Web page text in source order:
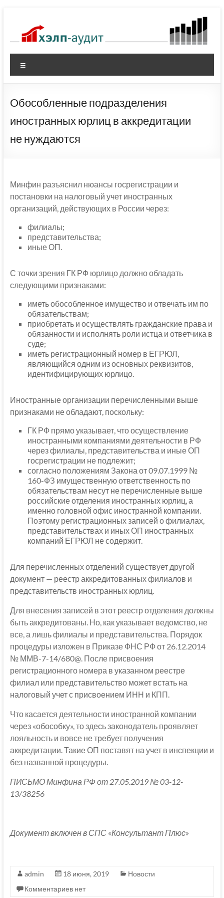
содержимому
Обособленные подразделения
иностранных юрлиц в аккредитации
не нуждаются
Минфин разъяснил нюансы госрегистрации и
постановки на налоговый учет иностранных
организаций, действующих в России через:
филиалы;
представительства;
иные ОП.
С точки зрения ГК РФ юрлицо должно обладать
следующими признаками:
иметь обособленное имущество и отвечать им по
обязательствам;
приобретать и осуществлять гражданские права и
обязанности и исполнять роли истца и ответчика в
суде;
иметь регистрационный номер в ЕГРЮЛ,
являющийся одним из основных реквизитов,
идентифицирующих юрлицо.
Иностранные организации перечисленными выше
признаками не обладают, поскольку:
ГК РФ прямо указывает, что осуществление
иностранными компаниями деятельности в РФ
через филиалы, представительства и иные ОП
госрегистрации не подлежит;
согласно положениям Закона от 09.07.1999 №
160-ФЗ имущественную ответственность по
обязательствам несут не перечисленные выше
российские отделения иностранных юрлиц, а
именно головной офис иностранной компании.
Поэтому регистрационных записей о филиалах,
представительствах и иных ОП иностранных
компаний ЕГРЮЛ не содержит.
Для перечисленных отделений существует другой
документ — реестр аккредитованных филиалов и
представительств иностранных юрлиц.
Для внесения записей в этот реестр отделения должны
быть аккредитованы. Но, как указывает ведомство, не
все, а лишь филиалы и представительства. Порядок
процедуры изложен в Приказе ФНС РФ от 26.12.2014
№ ММВ-7-14/680@. После присвоения
регистрационного номера в указанном реестре
филиал или представительство может встать на
налоговый учет с присвоением ИНН и КПП.
Что касается деятельности иностранной компании
через «обособку», то здесь законодатель проявляет
лояльность и вовсе не требует получения
аккредитации. Такие ОП поставят на учет в инспекции и
без названной процедуры.
ПИСЬМО Минфина РФ от 27.05.2019 № 03-12-
13/38256
Документ включен в СПС «Консультант Плюс»
admin 18 июня, 2019
Новости
Комментариев нет